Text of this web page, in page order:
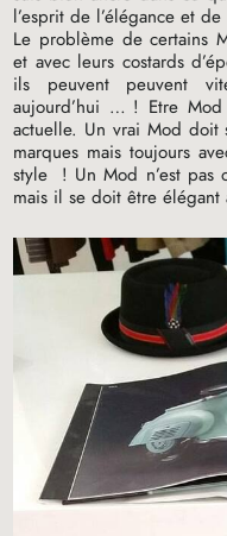
l’esprit de l’élégance et
Le problème de certains
et avec leurs costards
ils peuvent peuvent
aujourd’hui … ! Etre Mod
actuelle. Un vrai Mod doit
marques mais toujours
style ! Un Mod n’est pas
mais il se doit être